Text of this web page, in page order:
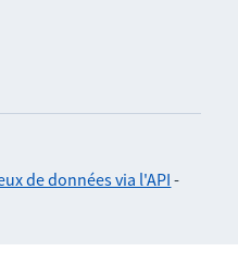
de données via l'API -